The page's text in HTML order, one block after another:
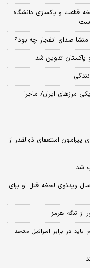
قناعت و پاکسازی دانشگاه
منشا صدای انفجار چه بود؟
پاکستان تدوین شد
مرز‌های ایران/ ماجرا
استعفای ذوالقدر از
شد
ویدئوی لحظه قتل او برای
تنگه هرمز
در برابر اسرائیل متحد